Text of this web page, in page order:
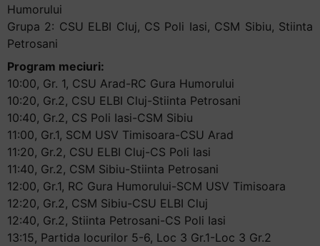
Humorului
Grupa 2: CSU ELBI Cluj, CS Poli Iasi, CSM Sibiu, Stiinta
Petrosani
Program meciuri:
10:00, Gr. 1, CSU Arad-RC Gura Humorului
10:20, Gr.2, CSU ELBI Cluj-Stiinta Petrosani
10:40, Gr.2, CS Poli Iasi-CSM Sibiu
11:00, Gr.1, SCM USV Timisoara-CSU Arad
11:20, Gr.2, CSU ELBI Cluj-CS Poli Iasi
11:40, Gr.2, CSM Sibiu-Stiinta Petrosani
12:00, Gr.1, RC Gura Humorului-SCM USV Timisoara
12:20, Gr.2, CSM Sibiu-CSU ELBI Cluj
12:40, Gr.2, Stiinta Petrosani-CS Poli Iasi
13:15, Partida locurilor 5-6, Loc 3 Gr.1-Loc 3 Gr.2